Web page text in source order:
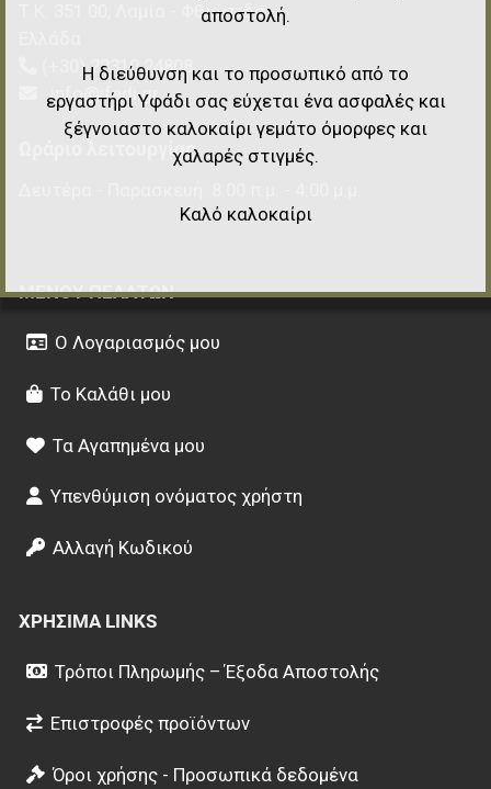
Λαμία - Φθιώτιδα
(+30) 22310 24808
info@ifadi.gr
Ωράριο λειτουργίας
ΜΕΝΟΎ ΠΕΛΑΤΏΝ
Ο Λογαριασμός μου
Το Καλάθι μου
Τα Αγαπημένα μου
Υπενθύμιση ονόματος χρήστη
Αλλαγή Κωδικού
ΧΡΉΣΙΜΑ LINKS
Τρόποι Πληρωμής – Έξοδα Αποστολής
Επιστροφές προϊόντων
Όροι χρήσης - Προσωπικά δεδομένα
αποστολή.
Η διεύθυνση και το προσωπικό από το
εργαστήρι Υφάδι σας εύχεται ένα ασφαλές και
ξέγνοιαστο καλοκαίρι γεμάτο όμορφες και
χαλαρές στιγμές.
Καλό καλοκαίρι